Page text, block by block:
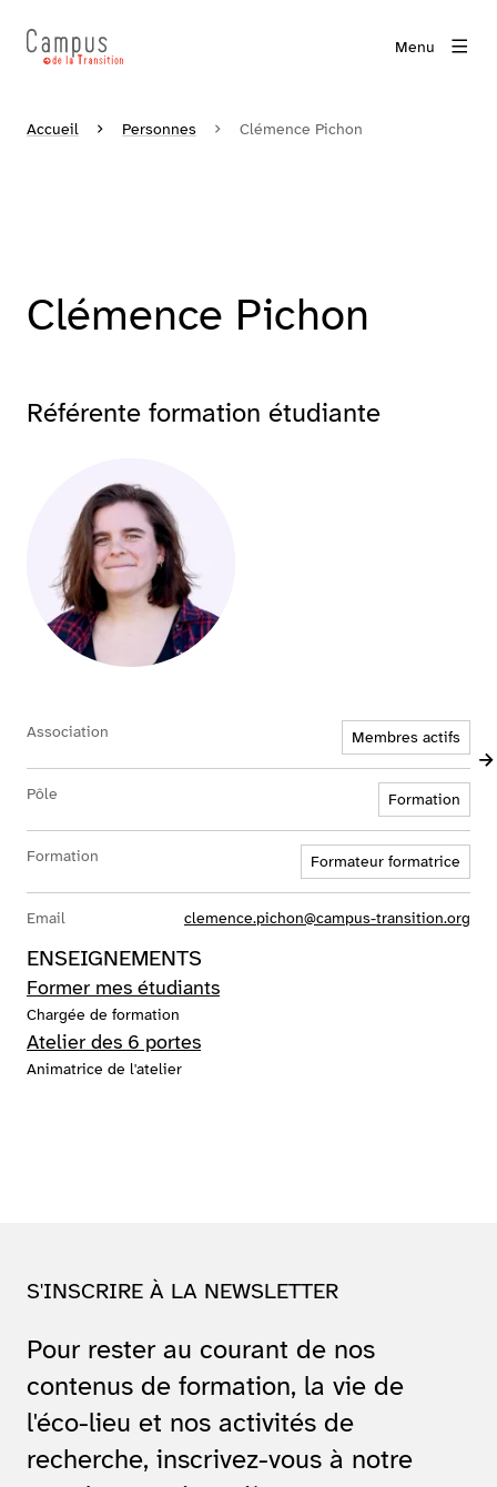
Menu
Accueil Personnes Clémence Pichon
Clémence Pichon
Référente formation étudiante
Association Membres actifs
Pôle Formation
Formation Formateur formatrice
Email clemence.pichon@campus-transition.org
ENSEIGNEMENTS
Former mes étudiants
Chargée de formation
Atelier des 6 portes
Animatrice de l'atelier
S'INSCRIRE À LA NEWSLETTER
Pour rester au courant de nos
contenus de formation, la vie de
l'éco-lieu et nos activités de
recherche, inscrivez-vous à notre